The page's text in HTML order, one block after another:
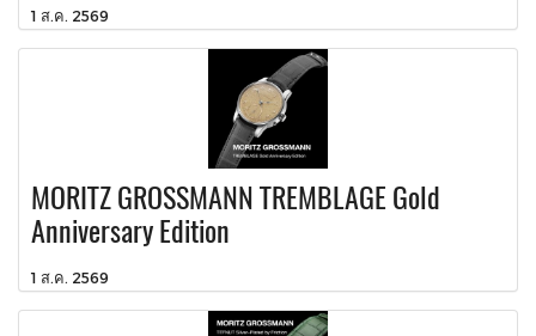
1 ส.ค. 2569
MORITZ GROSSMANN TREMBLAGE Gold
Anniversary Edition
1 ส.ค. 2569